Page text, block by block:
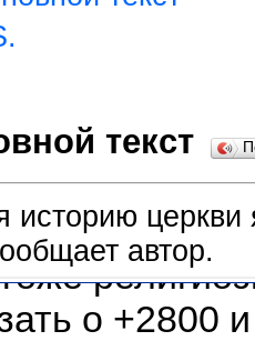
символ,
о +2800